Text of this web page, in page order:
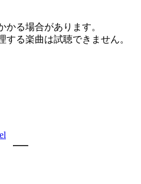
る場合があります。
る楽曲は試聴できません。